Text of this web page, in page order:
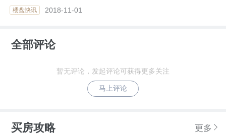
楼盘快讯 2018-11-01
全部评论
暂无评论，发起评论可获得更多关注
马上评论
买房攻略 更多